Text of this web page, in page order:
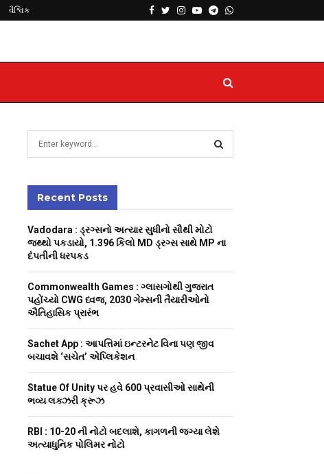
વૈશ્વિક Facebook
Twitter
Instagram
YoutubeTelegram
Whatsapp
h
f
o
r
Recent Posts
Vadodara : ડ્રગ્સનો અત્યાર સુધીનો સૌથી મોટો
જથ્થો પકડાયો, 1.396 કિલો MD ડ્રગ્સ સાથે MP ના
દંપતીની ધરપકડ
Commonwealth Games : ગ્લાસગોથી ગુજરાત
પહોંચ્યો CWG ધ્વજ, 2030 ગેમ્સની તૈયારીઓનો
ઐતિહાસિક પ્રારંભ
Sachet App : આપત્તિમાં ઇન્ટરનેટ વિના પણ જીવ
બચાવશે ‘સચેત’ એપ્લિકેશન
Statue Of Unity પર હવે 600 પ્રવાસીઓ સાથેની
ભવ્ય લક્ઝરી ક્રૂઝ
RBI : ₹10-20 ની નોટો બદલાશે, કાગળની જગ્યા લેશે
અત્યાધુનિક પોલિમર નોટો